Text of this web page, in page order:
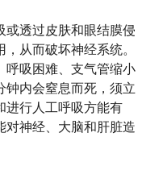
或透过皮肤和眼结膜侵
从而破坏神经系统。
呼吸困难、支气管缩小
钟内会窒息而死，须立
进行人工呼吸方能有
对神经、大脑和肝脏造